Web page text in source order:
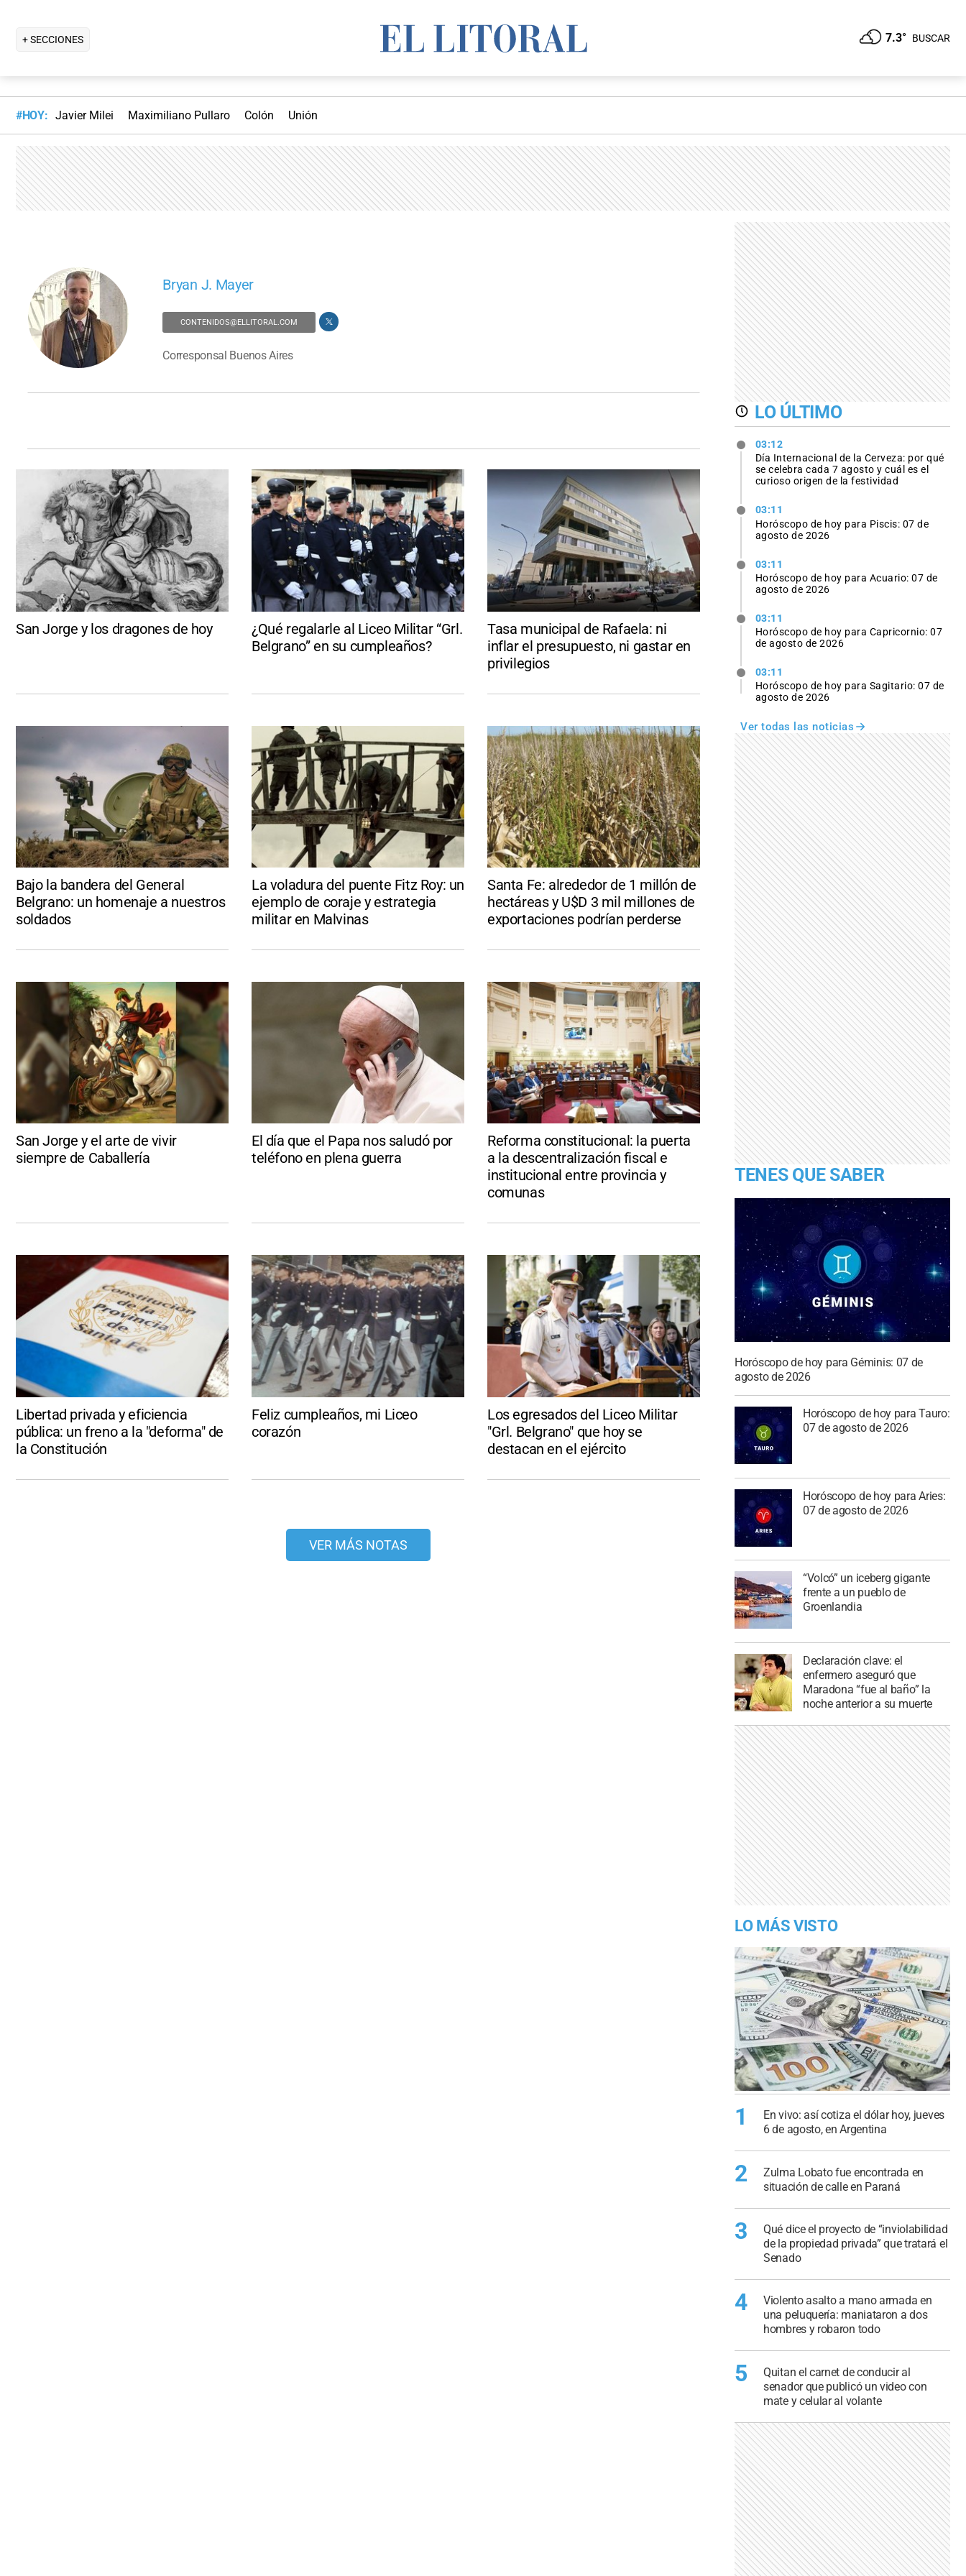
+ SECCIONES 7.3° BUSCAR
#HOY: Javier Milei Maximiliano Pullaro Colón Unión
Bryan J. Mayer
CONTENIDOS@ELLITORAL.COM
Corresponsal Buenos Aires
San Jorge y los dragones de hoy
¿Qué regalarle al Liceo Militar “Grl.
Belgrano” en su cumpleaños?
Tasa municipal de Rafaela: ni
inflar el presupuesto, ni gastar en
privilegios
Bajo la bandera del General
Belgrano: un homenaje a nuestros
soldados
La voladura del puente Fitz Roy: un
ejemplo de coraje y estrategia
militar en Malvinas
Santa Fe: alrededor de 1 millón de
hectáreas y U$D 3 mil millones de
exportaciones podrían perderse
San Jorge y el arte de vivir
siempre de Caballería
El día que el Papa nos saludó por
teléfono en plena guerra
Reforma constitucional: la puerta
a la descentralización fiscal e
institucional entre provincia y
comunas
Libertad privada y eficiencia
pública: un freno a la "deforma" de
la Constitución
Feliz cumpleaños, mi Liceo
corazón
Los egresados del Liceo Militar
"Grl. Belgrano" que hoy se
destacan en el ejército
VER MÁS NOTAS
LO ÚLTIMO
03:12
Día Internacional de la Cerveza: por qué
se celebra cada 7 agosto y cuál es el
curioso origen de la festividad
03:11
Horóscopo de hoy para Piscis: 07 de
agosto de 2026
03:11
Horóscopo de hoy para Acuario: 07 de
agosto de 2026
03:11
Horóscopo de hoy para Capricornio: 07
de agosto de 2026
03:11
Horóscopo de hoy para Sagitario: 07 de
agosto de 2026
Ver todas las noticias
TENES QUE SABER
Horóscopo de hoy para Géminis: 07 de
agosto de 2026
Horóscopo de hoy para Tauro:
07 de agosto de 2026
Horóscopo de hoy para Aries:
07 de agosto de 2026
“Volcó” un iceberg gigante
frente a un pueblo de
Groenlandia
Declaración clave: el
enfermero aseguró que
Maradona “fue al baño” la
noche anterior a su muerte
LO MÁS VISTO
1
En vivo: así cotiza el dólar hoy, jueves
6 de agosto, en Argentina
2
Zulma Lobato fue encontrada en
situación de calle en Paraná
3
Qué dice el proyecto de “inviolabilidad
de la propiedad privada” que tratará el
Senado
4
Violento asalto a mano armada en
una peluquería: maniataron a dos
hombres y robaron todo
5
Quitan el carnet de conducir al
senador que publicó un video con
mate y celular al volante